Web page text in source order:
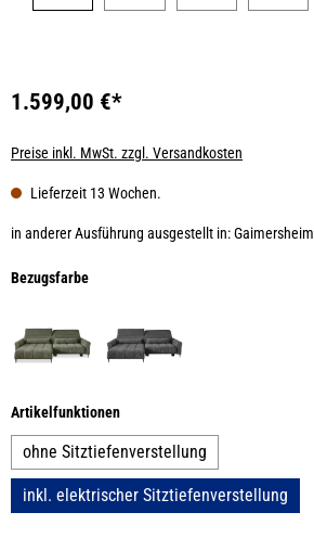
1.599,00 €*
Preise inkl. MwSt. zzgl. Versandkosten
Lieferzeit 13 Wochen.
in anderer Ausführung ausgestellt in: Gaimersheim
Bezugsfarbeauswählen
Artikelfunktionenauswählen
ohne Sitztiefenverstellung
inkl. elektrischer Sitztiefenverstellung